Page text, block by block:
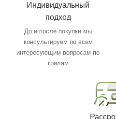
Индивидуальный
подход
До и после покупки мы
консультируем по всем
интересующим вопросам по
грилям